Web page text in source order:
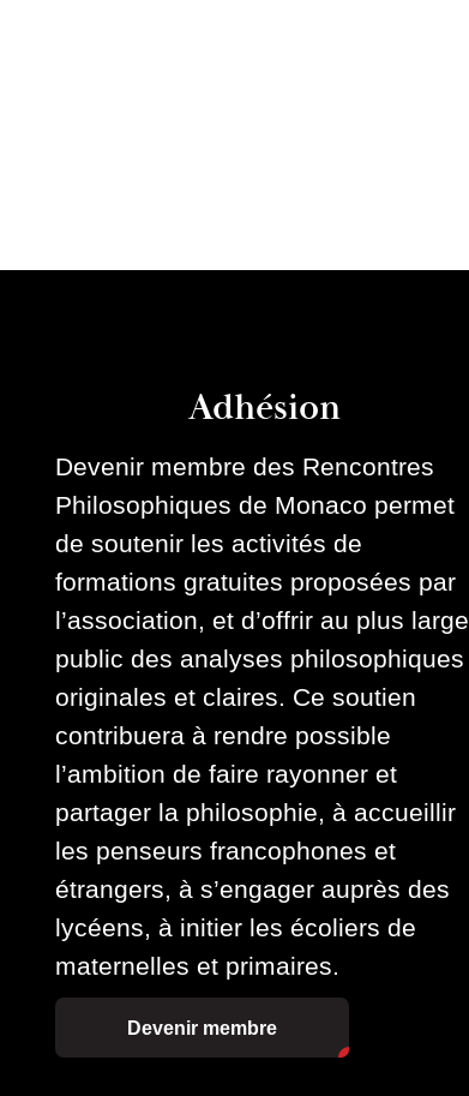
Adhésion
Devenir membre des Rencontres
Philosophiques de Monaco permet
de soutenir les activités de
formations gratuites proposées par
l’association, et d’offrir au plus large
public des analyses philosophiques
originales et claires. Ce soutien
contribuera à rendre possible
l’ambition de faire rayonner et
partager la philosophie, à accueillir
les penseurs francophones et
étrangers, à s’engager auprès des
lycéens, à initier les écoliers de
maternelles et primaires.
Devenir membre